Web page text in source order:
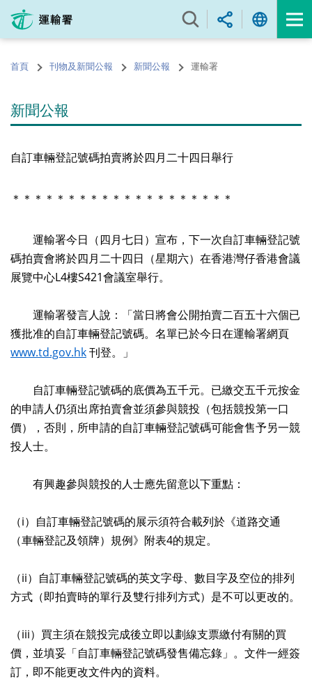
內
的首頁 刊物及新聞公報 新聞公報 運輸署
新聞公報
自訂車輛登記號碼拍賣將於四月二十四日舉行
＊＊＊＊＊＊＊＊＊＊＊＊＊＊＊＊＊＊＊＊
運輸署今日（四月七日）宣布，下一次自訂車輛登記號
碼拍賣會將於四月二十四日（星期六）在香港灣仔香港會議
展覽中心L4樓S421會議室舉行。
運輸署發言人說：「當日將會公開拍賣二百五十六個已
獲批准的自訂車輛登記號碼。名單已於今日在運輸署網頁
www.td.gov.hk刊登。」
自訂車輛登記號碼的底價為五千元。已繳交五千元按金
的申請人仍須出席拍賣會並須參與競投（包括競投第一口
價），否則，所申請的自訂車輛登記號碼可能會售予另一競
投人士。
有興趣參與競投的人士應先留意以下重點：
（i）自訂車輛登記號碼的展示須符合載列於《道路交通
（車輛登記及領牌）規例》附表4的規定。
（ii）自訂車輛登記號碼的英文字母、數目字及空位的排列
方式（即拍賣時的單行及雙行排列方式）是不可以更改的。
（iii）買主須在競投完成後立即以劃線支票繳付有關的買
價，並填妥「自訂車輛登記號碼發售備忘錄」。文件一經簽
訂，即不能更改文件內的資料。